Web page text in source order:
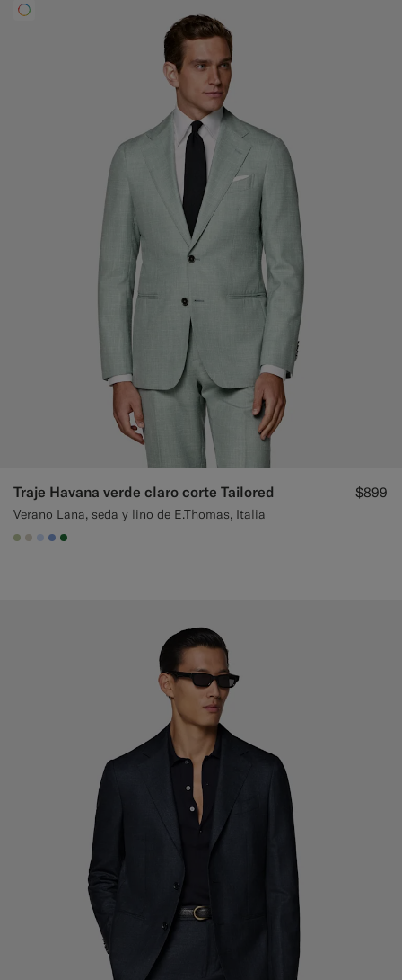
Traje Havana verde claro corte Tailored
Verano Lana, seda y lino de E.Thomas, Italia
$899
#BDC9A0
#D7D1C3
#CCDCF9
#82A1DC
#227038